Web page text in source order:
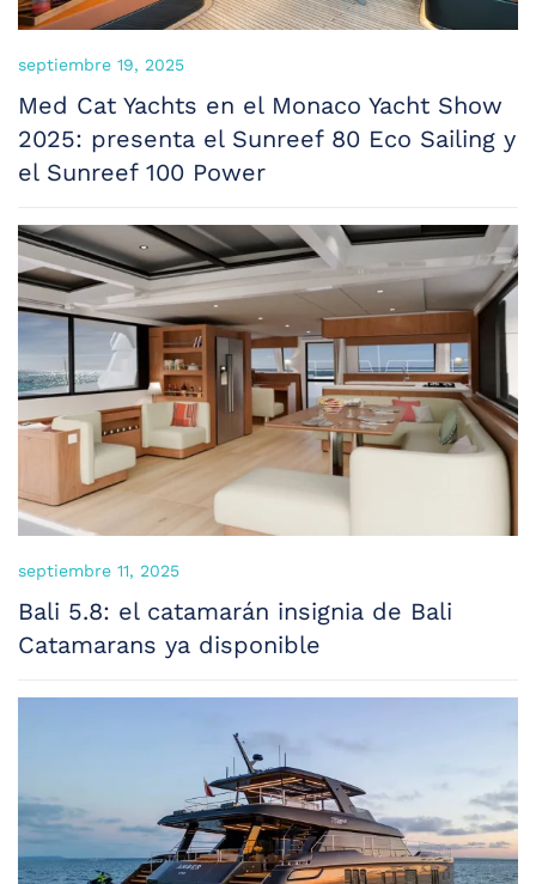
septiembre 19, 2025
Med Cat Yachts en el Monaco Yacht Show
2025: presenta el Sunreef 80 Eco Sailing y
el Sunreef 100 Power
septiembre 11, 2025
Bali 5.8: el catamarán insignia de Bali
Catamarans ya disponible